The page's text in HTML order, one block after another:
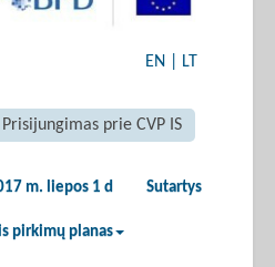
EN LT
Prisijungimas prie CVP IS
m. liepos 1 d Sutartys
pirkimų planas